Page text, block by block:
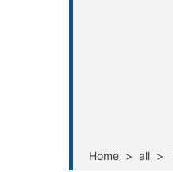
Home > all >